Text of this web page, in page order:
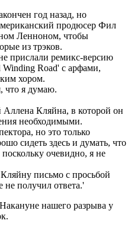
год назад, но
продюсер Фил
Ленноном, чтобы
из трэков.
прислали ремикс-версию
Road' с арфами,
хором.
что я думаю.
Аллена Кляйна, в которой он
необходимыми.
но это только
сидеть здесь и думать, что
очевидно, я не
письмо с просьбой
не получил ответа.'
нашего разрыва у